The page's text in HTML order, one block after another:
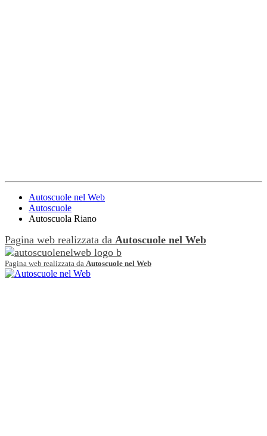
Autoscuole nel Web
Autoscuole
Autoscuola Riano
Pagina web realizzata da Autoscuole nel Web
Pagina web realizzata da Autoscuole nel Web